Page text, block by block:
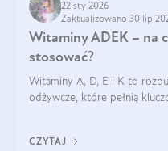
22 sty 2026
Zaktualizowano 30 lip
Witaminy ADEK – na
stosować?
Witaminy A, D, E i K to
odżywcze, które pełnią
CZYTAJ